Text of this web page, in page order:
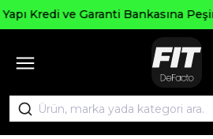
Peşin Fiyatına 6 Taksit